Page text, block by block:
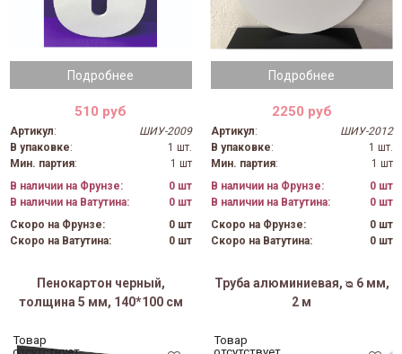
Подробнее
510 руб
Артикул:
ШИУ-2009
В упаковке:
1 шт.
Мин. партия:
1 шт
В наличии на Фрунзе:
0 шт
В наличии на Ватутина:
0 шт
Скоро на Фрунзе:
0 шт
Скоро на Ватутина:
0 шт
Подробнее
2250 руб
Артикул:
ШИУ-2012
В упаковке:
1 шт.
Мин. партия:
1 шт
В наличии на Фрунзе:
0 шт
В наличии на Ватутина:
0 шт
Скоро на Фрунзе:
0 шт
Скоро на Ватутина:
0 шт
Пенокартон черный,
толщина 5 мм, 140*100 см
Товар
Труба алюминиевая, ᴓ 6 мм,
2 м
Товар